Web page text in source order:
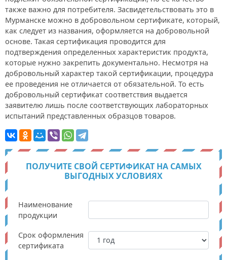
также важно для потребителя. Засвидетельствовать это в
Мурманске можно в добровольном сертификате, который,
как следует из названия, оформляется на добровольной
основе. Такая сертификация проводится для
подтверждения определенных характеристик продукта,
которые нужно закрепить документально. Несмотря на
добровольный характер такой сертификации, процедура
ее проведения не отличается от обязательной. То есть
добровольный сертификат соответствия выдается
заявителю лишь после соответствующих лабораторных
испытаний представленных образцов товаров.
ПОЛУЧИТЕ СВОЙ СЕРТИФИКАТ НА САМЫХ
ВЫГОДНЫХ УСЛОВИЯХ
Наименование
продукции
Срок оформления
сертификата